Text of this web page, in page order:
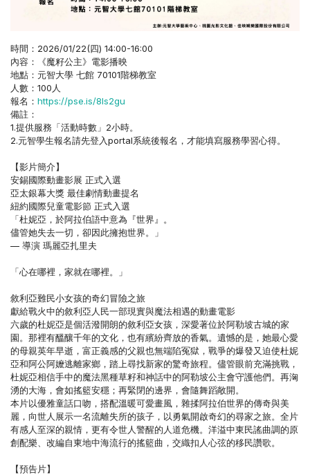
時間：2026/01/22(四) 14:00-16:00
內容：《魔籽公主》電影播映
地點：元智大學 七館 70101階梯教室
人數：100人
報名： https://pse.is/8ls2gu
備註：
1.提供服務「活動時數」2小時。
2.元智學生報名請先登入portal系統後報名，才能填寫服務學習心得。
【影片簡介】
安錫國際動畫影展 正式入選
亞太銀幕大獎 最佳劇情動畫提名
紐約國際兒童電影節 正式入選
「杜妮亞，於阿拉伯語中意為『世界』。
儘管她失去一切，卻因此擁抱世界。」
— 導演 瑪麗亞扎里夫
「心在哪裡，家就在哪裡。」
敘利亞難民小女孩的奇幻冒險之旅
獻給戰火中的敘利亞人民一部現實與魔法相遇的動畫電影
六歲的杜妮亞是個活潑開朗的敘利亞女孩，深愛著位於阿勒坡古城的家
園。那裡有醞釀千年的文化，也有繽紛齊放的香氣。遺憾的是，她最心愛
的母親英年早逝，富正義感的父親也無端陷冤獄，戰爭的爆發又迫使杜妮
亞和阿公阿嬤逃離家鄉，踏上尋找新家的驚奇旅程。儘管眼前充滿挑戰，
杜妮亞相信手中的魔法黑種草籽和神話中的阿勒坡公主會守護他們。再洶
湧的大海，會如搖籃安穩；再緊閉的邊界，會隨舞蹈敞開。
本片以優雅童話口吻，搭配溫暖可愛畫風，雜揉阿拉伯世界的傳奇與美
麗，向世人展示一名流離失所的孩子，以勇氣開啟奇幻的尋家之旅。全片
有感人至深的親情，更有令世人警醒的人道危機。洋溢中東民謠曲調的原
創配樂、改編自東地中海流行的搖籃曲，交織扣人心弦的移民讚歌。
【預告片】